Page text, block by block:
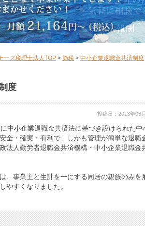
ーズ税理士法人TOP > 節税 > 中小企業退職金共済制度
度
投稿日：2013年06
中小企業退職金共済法に基づき設けられた
全・確実・有利で、しかも管理が簡単な退職
法人勤労者退職金共済機構・中小企業退職
、事業主と生計を一にする同居の親族のみを
やすくなりました。